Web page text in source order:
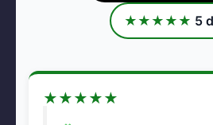
★ ★ ★ ★ ★ 5
★★★★★